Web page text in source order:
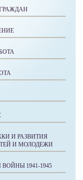
И РАЗВИТИЯ
И МОЛОДЕЖИ
1941-1945